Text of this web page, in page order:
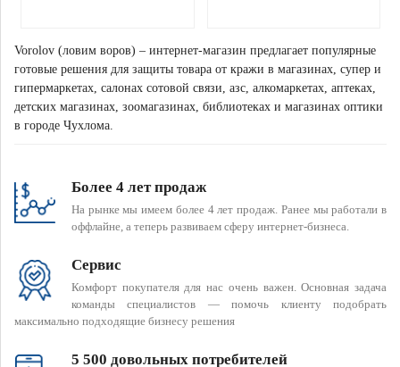
Vorolov (ловим воров) – интернет-магазин предлагает популярные
готовые решения для защиты товара от кражи в магазинах, супер и
гипермаркетах, салонах сотовой связи, азс, алкомаркетах, аптеках,
детских магазинах, зоомагазинах, библиотеках и магазинах оптики
в городе Чухлома.
Более 4 лет продаж
На рынке мы имеем более 4 лет продаж. Ранее мы работали в
оффлайне, а теперь развиваем сферу интернет-бизнеса.
Сервис
Комфорт покупателя для нас очень важен. Основная задача
команды специалистов — помочь клиенту подобрать
максимально подходящие бизнесу решения
5 500 довольных потребителей